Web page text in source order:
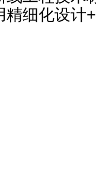
细化设计